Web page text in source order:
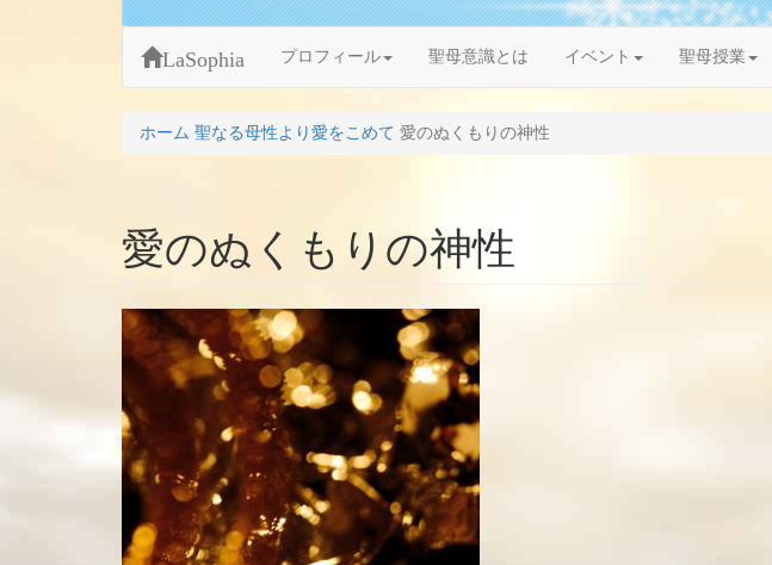
LaSophia プロフィール 聖母意識とは イベント 聖母授業
ホーム 聖なる母性より愛をこめて 愛のぬくもりの神性
愛のぬくもりの神性